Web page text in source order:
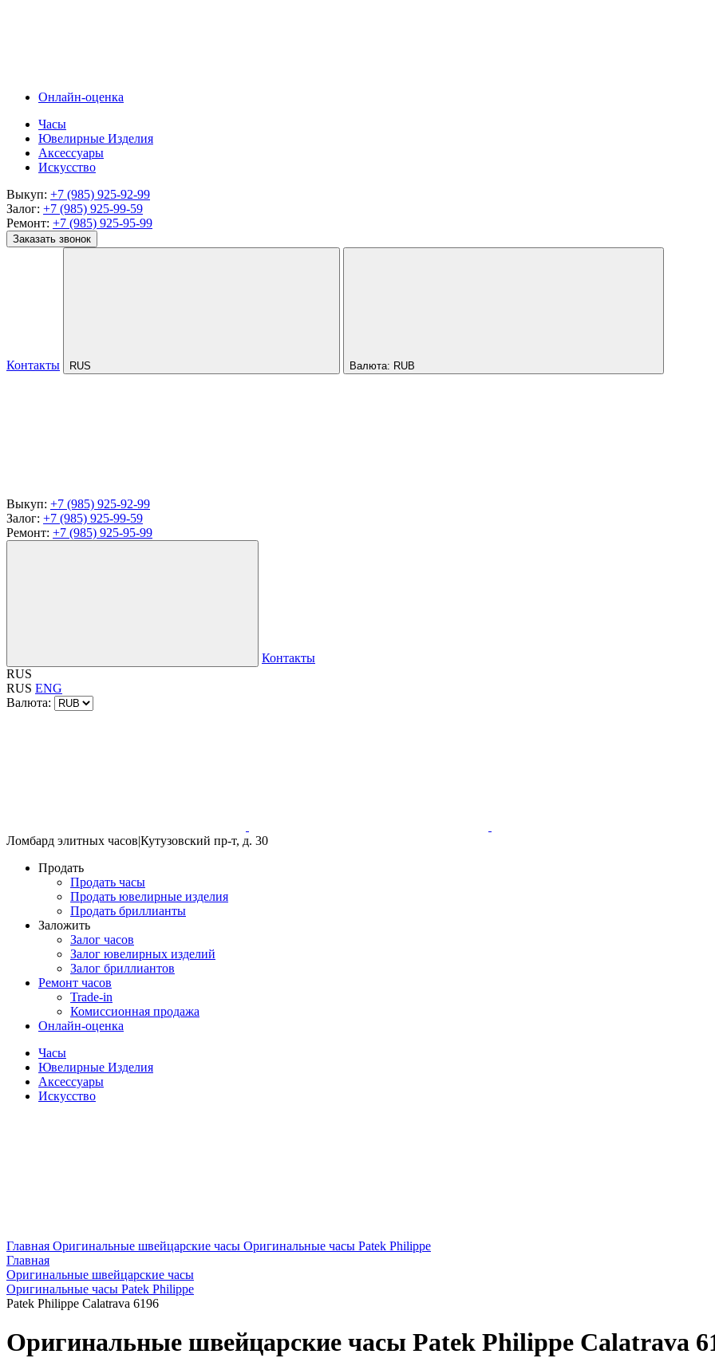
Онлайн-оценка
Часы
Ювелирные Изделия
Аксессуары
Искусство
Выкуп: +7 (985) 925-92-99
Залог: +7 (985) 925-99-59
Ремонт: +7 (985) 925-95-99
Заказать звонок
Контакты RUS Валюта: RUB
Выкуп: +7 (985) 925-92-99
Залог: +7 (985) 925-99-59
Ремонт: +7 (985) 925-95-99
Контакты
RUS
RUS ENG
Валюта:
Ломбард элитных часов|Кутузовский пр-т, д. 30
Продать
Продать часы
Продать ювелирные изделия
Продать бриллианты
Заложить
Залог часов
Залог ювелирных изделий
Залог бриллиантов
Ремонт часов
Trade-in
Комиссионная продажа
Онлайн-оценка
Часы
Ювелирные Изделия
Аксессуары
Искусство
Главная Оригинальные швейцарские часы Оригинальные часы Patek Philippe
Главная
Оригинальные швейцарские часы
Оригинальные часы Patek Philippe
Patek Philippe Calatrava 6196
Оригинальные швейцарские часы Patek Philippe Calatrava